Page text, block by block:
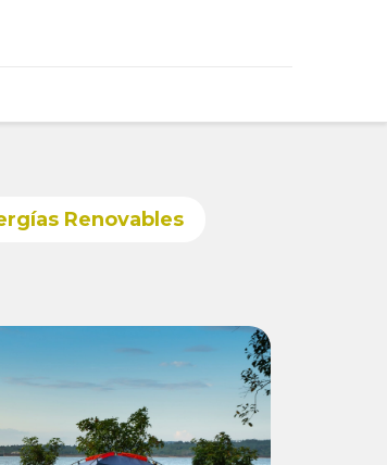
Renovables